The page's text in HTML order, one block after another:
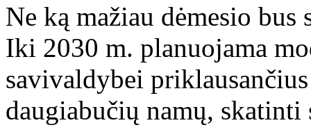
Ne ką mažiau dėmesio
Iki 2030 m. planuojama
savivaldybei
daugiabučių namų,